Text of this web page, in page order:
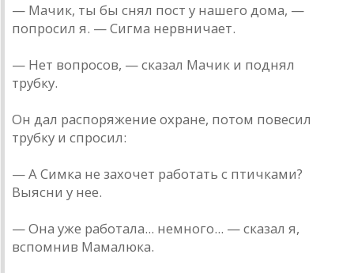
— Мачик, ты бы снял пост у нашего дома, —
попросил я. — Сигма нервничает.
— Нет вопросов, — сказал Мачик и поднял
трубку.
Он дал распоряжение охране, потом повесил
трубку и спросил:
— А Симка не захочет работать с птичками?
Выясни у нее.
— Она уже работала... немного... — сказал я,
вспомнив Мамалюка.